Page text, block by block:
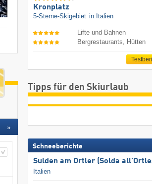
»
Kronplatz
5-Sterne-Skigebiet in Italien
Lifte und Bahnen
Bergrestaurants, Hütten
Tipps für den Skiurlaub
Schneeberichte
Sulden am Ortler (Solda
Italien